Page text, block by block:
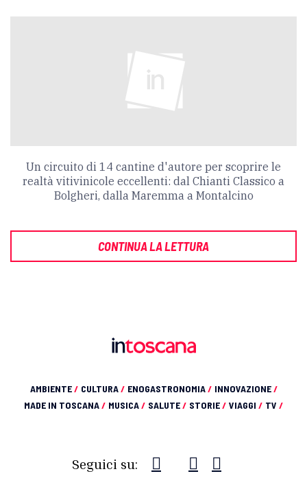
Un circuito di 14 cantine d'autore per scoprire le
realtà vitivinicole eccellenti: dal Chianti Classico a
Bolgheri, dalla Maremma a Montalcino
CONTINUA LA LETTURA
AMBIENTE/ CULTURA/ ENOGASTRONOMIA/ INNOVAZIONE/
MADE IN TOSCANA/ MUSICA/ SALUTE/ STORIE/ VIAGGI / TV /
Seguici su: